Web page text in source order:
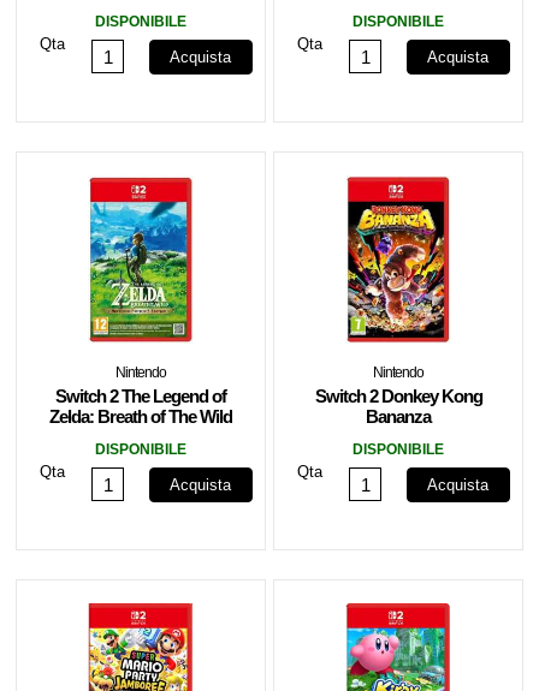
Card)
DISPONIBILE
Qta
Acquista
DISPONIBILE
Qta
Acquista
Nintendo
Switch 2 The Legend of
Zelda: Breath of The Wild
DISPONIBILE
Qta
Acquista
Nintendo
Switch 2 Donkey Kong
Bananza
DISPONIBILE
Qta
Acquista